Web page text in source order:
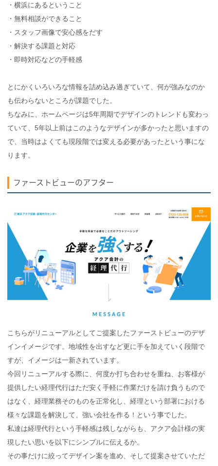
・横浜にあるということ
・無料相談ができること
・スタッフ画像で安心感をだす
・解決する課題と対応
・即時対応などの手軽感
とにかくいろいろな情報を詰め込み過ぎていて、何が強みなのか
も伝わらないところが課題でした。
ちなみに、ホームページは5年周期でデザインのトレンドも変わっ
ていて、5年以上前はこのようなデザインが多かったと思いますの
で、当時はよくても現段階では変える必要があったという事にな
ります。
ファーストビューのアフター
こちらがリニューアルとしてご提案したファーストビューのデザ
インイメージです。地域性を出すなど更に手を加えていく段階で
すが、イメージは一新されています。
今回リニューアルする際に、何度か打ち合わせを重ね、お客様が
提供したい経理代行はただ安く手軽に作業だけを請け負うもので
はなく、経理業務そのものを正常化し、経理という部署における
様々な課題を解決して、強い会社を作る！という事でした。
私達は経理代行という手軽感は残しながらも、アクア会計様の実
現したい思いを以下にシンプルに伝えるか。
その事だけに絞ってデザイン案を進め、そして提案させていただ